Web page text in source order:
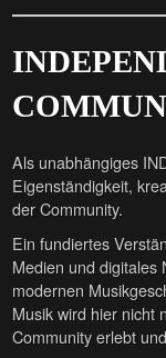
Als unabhängiges
Eigenständigkeit,
der Community.
Ein fundiertes
Medien und digitales
modernen
Musik wird hier nicht
Community erlebt